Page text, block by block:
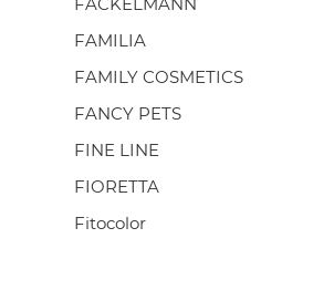
FAMILIA
FAMILY COSMETICS
FANCY PETS
FINE LINE
FIORETTA
Fitocolor